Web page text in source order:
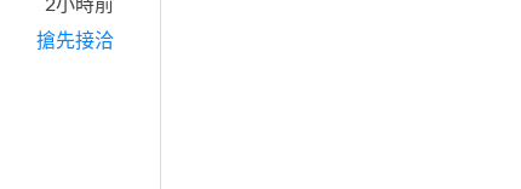
2小時前
搶先接洽